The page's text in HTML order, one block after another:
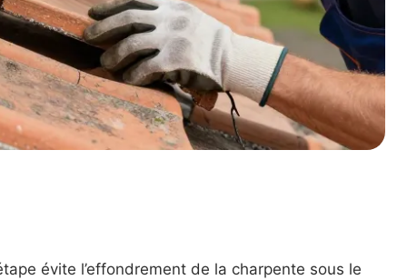
évite l’effondrement de la charpente sous le